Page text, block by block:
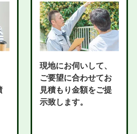
現地にお伺いして、
ご要望に合わせてお
見積もり金額をご提
示致します。